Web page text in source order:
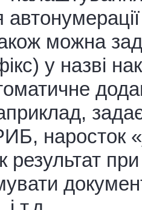
можна
у назві
наросток
результат